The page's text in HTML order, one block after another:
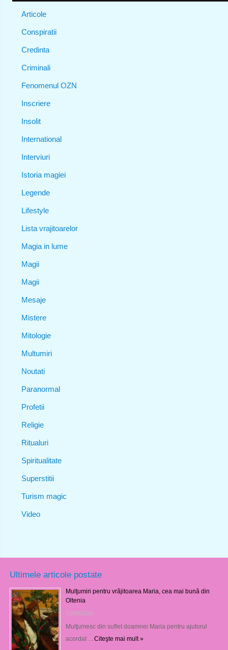
Articole
Conspiratii
Credinta
Criminali
Fenomenul OZN
Inscriere
Insolit
International
Interviuri
Istoria magiei
Legende
Lifestyle
Lista vrajitoarelor
Magia in lume
Magii
Magii
Mesaje
Mistere
Mitologie
Multumiri
Noutati
Paranormal
Profetii
Religie
Ritualuri
Spiritualitate
Superstitii
Turism magic
Video
Ultimele articole postate
Mulţumiri pentru vrăjitoarea Maria, cea mai bună din
Oltenia
10/08/2026
Mulţumesc din suflet doamnei Maria pentru ajutorul
acordat … Citeşte mai mult »